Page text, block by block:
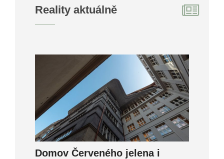
Reality aktuálně
Domov Červeného jelena i